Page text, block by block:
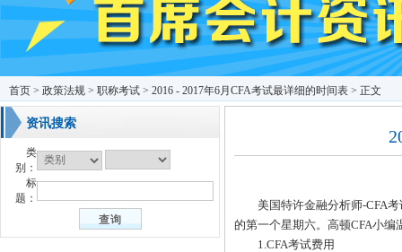
首页 > 政策法规 > 职称考试 > 2016 - 2017年6月CFA考试最详细的时间表 > 正文
资讯搜索
类
别：
标
题：
美国特许金融分析师-CFA考
的第一个星期六。高顿CFA小
1.CFA考试费用